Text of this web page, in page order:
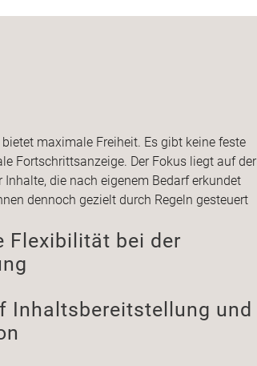
maximale Freiheit. Es gibt keine feste
Fortschrittsanzeige. Der Fokus liegt auf der
die nach eigenem Bedarf erkundet
dennoch gezielt durch Regeln gesteuert
Flexibilität bei der
Inhaltsbereitstellung und